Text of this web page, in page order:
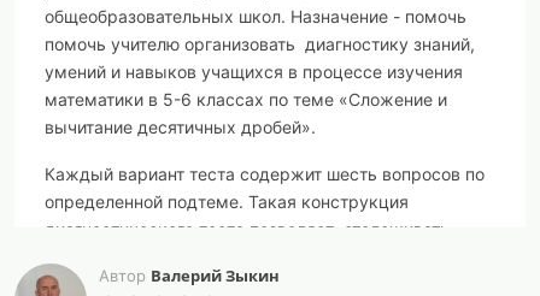
общеобразовательных школ. Назначение - помочь
помочь учителю организовать диагностику знаний,
умений и навыков учащихся в процессе изучения
математики в 5-6 классах по теме «Сложение и
вычитание десятичных дробей».
Каждый вариант теста содержит шесть вопросов по
определенной подтеме. Такая конструкция
диагностического теста позволяет отслеживать
«Сложение и вычитание десятичных дробей».
Автор Валерий Зыкин